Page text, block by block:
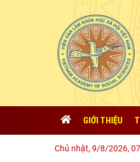
GIỚI THIỆU
Chủ nhật, 9/8/2026,